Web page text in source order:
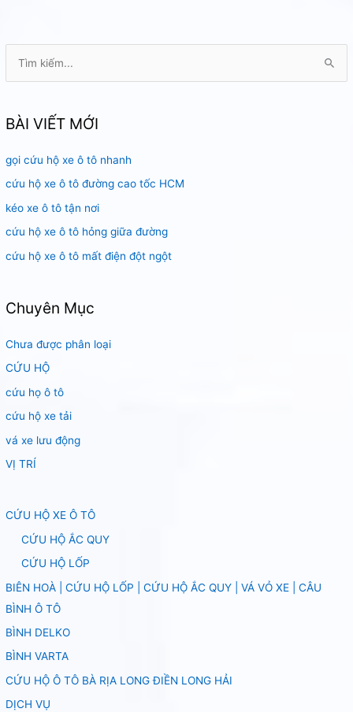
k
ế
m
:
BÀI VIẾT MỚI
gọi cứu hộ xe ô tô nhanh
cứu hộ xe ô tô đường cao tốc HCM
kéo xe ô tô tận nơi
cứu hộ xe ô tô hỏng giữa đường
cứu hộ xe ô tô mất điện đột ngột
Chuyên Mục
Chưa được phân loại
CỨU HỘ
cứu họ ô tô
cứu hộ xe tải
vá xe lưu động
VỊ TRÍ
CỨU HỘ XE Ô TÔ
CỨU HỘ ẮC QUY
CỨU HỘ LỐP
BIÊN HOÀ | CỨU HỘ LỐP | CỨU HỘ ẮC QUY | VÁ VỎ XE | CÂU
BÌNH Ô TÔ
BÌNH DELKO
BÌNH VARTA
CỨU HỘ Ô TÔ BÀ RỊA LONG ĐIỀN LONG HẢI
DỊCH VỤ